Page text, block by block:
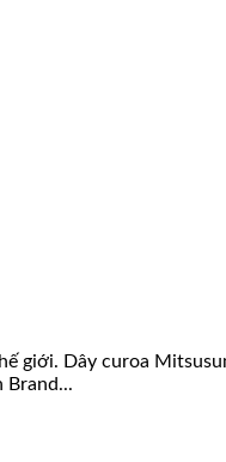
giới. Dây curoa
Brand...